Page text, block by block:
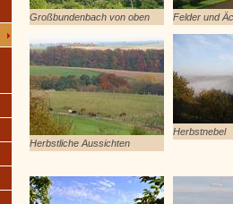
Großbundenbach von oben Felder und
Herbstliche Aussichten
Herbstnebel